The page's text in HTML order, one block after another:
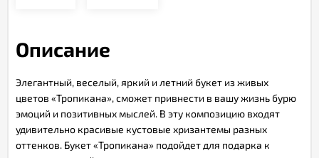
Описание
Элегантный, веселый, яркий и летний букет из живых
цветов «Тропикана», сможет привнести в вашу жизнь бурю
эмоций и позитивных мыслей. В эту композицию входят
удивительно красивые кустовые хризантемы разных
оттенков. Букет «Тропикана» подойдет для подарка к